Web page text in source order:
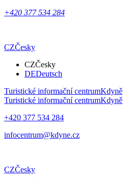
+420 377 534 284
CZČesky
CZČesky
DEDeutsch
Turistické informační centrumKdyně
Turistické informační centrumKdyně
+420 377 534 284
infocentrum@kdyne.cz
CZČesky